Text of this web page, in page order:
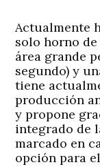
Actualmente
solo horno
área grande
segundo) y
tiene
producción
y propone
integrado de
marcado en
opción para